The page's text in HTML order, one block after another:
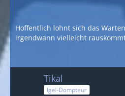
Hoffentlich lohnt sich das
irgendwann vielleicht
Tikal
Igel-Dompteur